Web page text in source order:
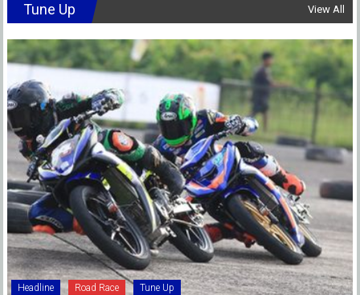
Tune Up View All
Headline Road Race Tune Up